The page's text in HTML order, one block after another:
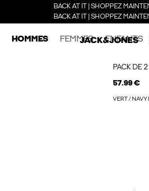
BACK AT IT | SHOPPEZ
BACK AT IT | SHOPPEZ
HOMMES FEMMES ENFANTS
PACK DE
57.99 €
VERT / NAVY